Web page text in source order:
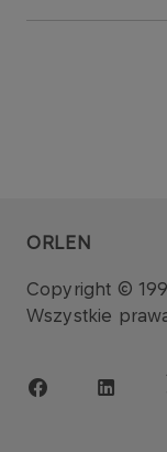
ORLEN
Copyright ©
Wszystkie